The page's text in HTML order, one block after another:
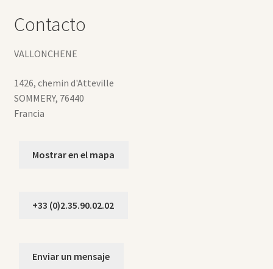
Contacto
VALLONCHENE
1426, chemin d'Atteville
SOMMERY, 76440
Francia
Mostrar en el mapa
+33 (0)2.35.90.02.02
Enviar un mensaje